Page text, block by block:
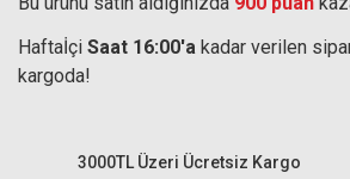
Haftaİçi Saat 16:00'a kadar verilen
kargoda!
3000TL Üzeri Ücretsiz Kargo